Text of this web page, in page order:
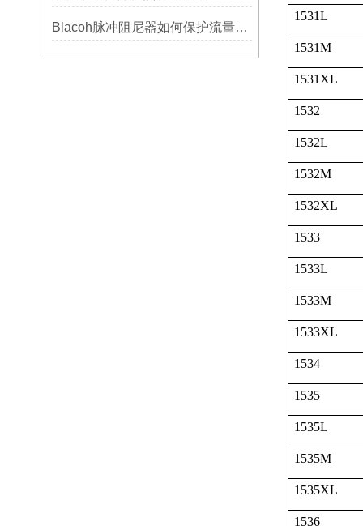
Blacoh脉冲阻尼器如何保护流量计、压力开关和管路附件？
1531L
1531M
1531XL
1532
1532L
1532M
1532XL
1533
1533L
1533M
1533XL
1534
1535
1535L
1535M
1535XL
1536